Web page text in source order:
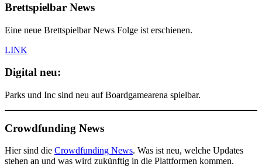
Brettspielbar News
Eine neue Brettspielbar News Folge ist erschienen.
LINK
Digital neu:
Parks und Inc sind neu auf Boardgamearena spielbar.
Crowdfunding News
Hier sind die Crowdfunding News. Was ist neu, welche Updates
stehen an und was wird zukünftig in die Plattformen kommen.